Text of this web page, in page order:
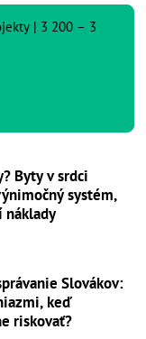
| 3 200 – 3
Byty v srdci
systém,
náklady
Slovákov:
keď
riskovať?